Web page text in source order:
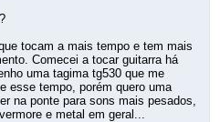
tocam a mais tempo e tem mais
Comecei a tocar guitarra há
uma tagima tg530 que me
esse tempo, porém quero uma
na ponte para sons mais pesados,
e metal em geral...